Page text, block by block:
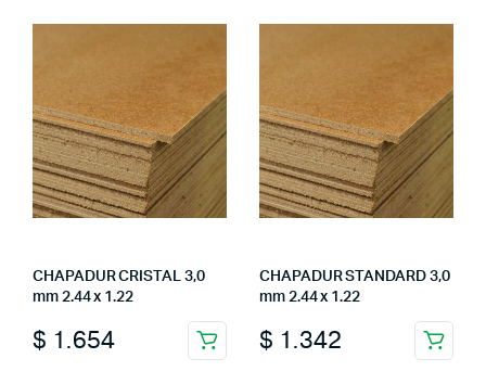
CHAPADUR CRISTAL 3,0
mm 2.44 x 1.22
$ 1.654
CHAPADUR STANDARD 3,0
mm 2.44 x 1.22
$ 1.342